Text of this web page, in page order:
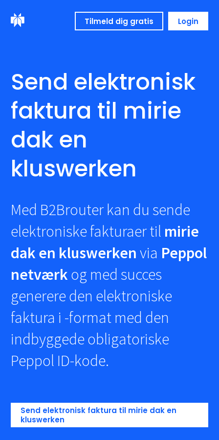
Tilmeld dig gratis Login
Send elektronisk
faktura til mirie
dak en
kluswerken
Med B2Brouter kan du sende
elektroniske fakturaer til mirie
dak en kluswerken via Peppol
netværk og med succes
generere den elektroniske
faktura i -format med den
indbyggede obligatoriske
Peppol ID-kode.
Send elektronisk faktura til mirie dak en
kluswerken